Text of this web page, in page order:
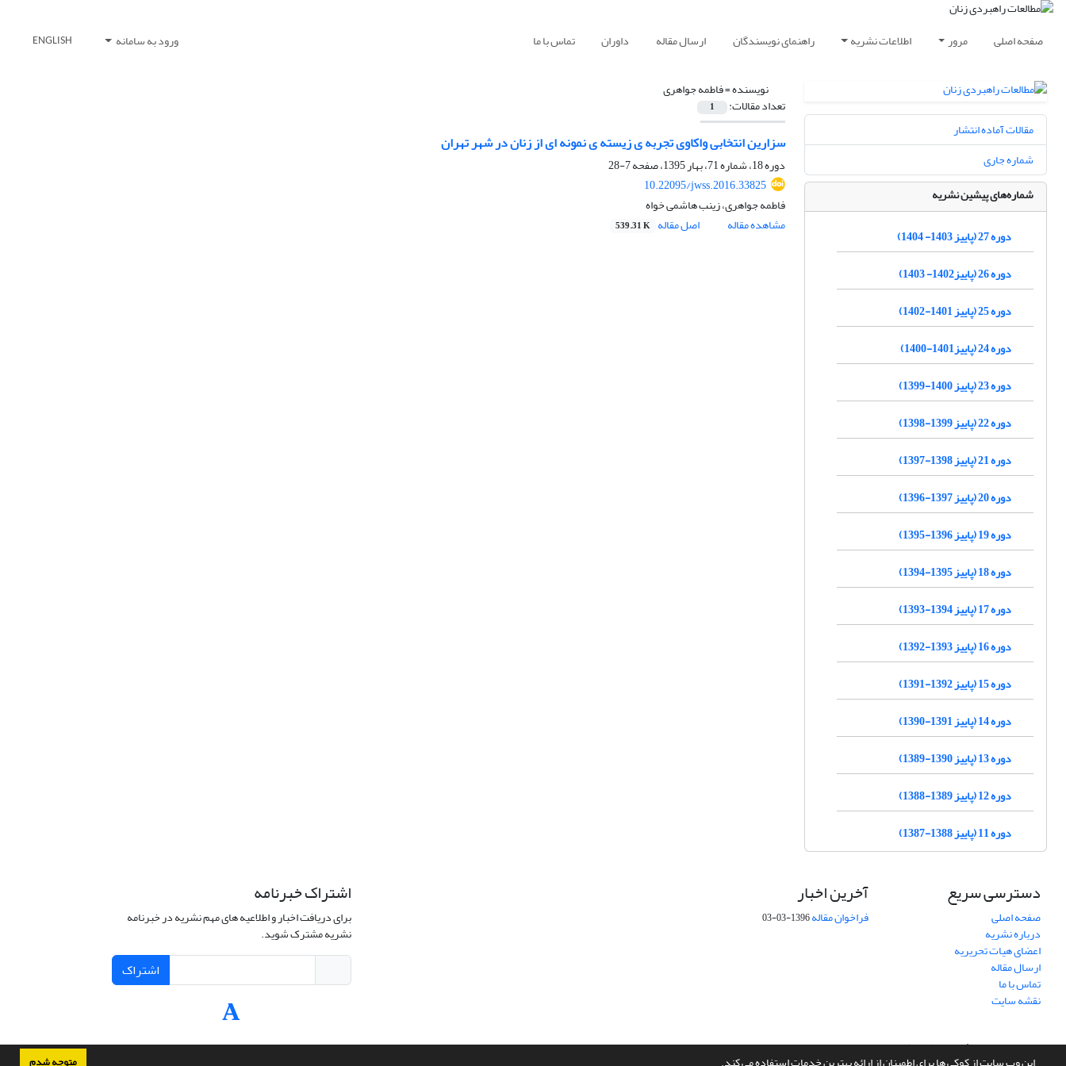
صفحه اصلی مرور اطلاعات نشریه راهنمای نویسندگان ارسال مقاله داوران تماس با ما ورود به سامانه ENGLISH
نویسنده =فاطمه جواهری
تعداد مقالات: 1
سزارین انتخابی واکاوی تجربه ی زیسته ی نمونه ای از زنان در شهر تهران
دوره 18، شماره 71، بهار 1395، صفحه
7-28
10.22095/jwss.2016.33825
فاطمه جواهری، زینب هاشمی خواه
مشاهده مقاله
اصل مقاله 539.31 K
مقالات آماده انتشار
شماره جاری
شماره‌های پیشین نشریه
دوره 27 (پاییز 1403- 1404)
دوره 26 (پاییز1402- 1403)
دوره 25 (پاییز 1401-1402)
دوره 24 (پاییز1401-1400)
دوره 23 (پاییز 1400-1399)
دوره 22 (پاییز 1399-1398)
دوره 21 (پاییز 1398-1397)
دوره 20 (پاییز 1397-1396)
دوره 19 (پاییز 1396-1395)
دوره 18 (پاییز 1395-1394)
دوره 17 (پاییز 1394-1393)
دوره 16 (پاییز 1393-1392)
دوره 15 (پاییز 1392-1391)
دوره 14 (پاییز 1391-1390)
دوره 13 (پاییز 1390-1389)
دوره 12 (پاییز 1389-1388)
دوره 11 (پاییز 1388-1387)
دسترسی سریع
صفحه اصلی
درباره نشریه
اعضای هیات تحریریه
ارسال مقاله
تماس با ما
نقشه سایت
آخرین اخبار
فراخوان مقاله1396-03-03
اشتراک خبرنامه
برای دریافت اخبار و اطلاعیه های مهم نشریه در خبرنامه
نشریه مشترک شوید.
اشتراک
سامانه مدیریت نشریات علمی.طراحی و پیاده سازی ازسیناوب